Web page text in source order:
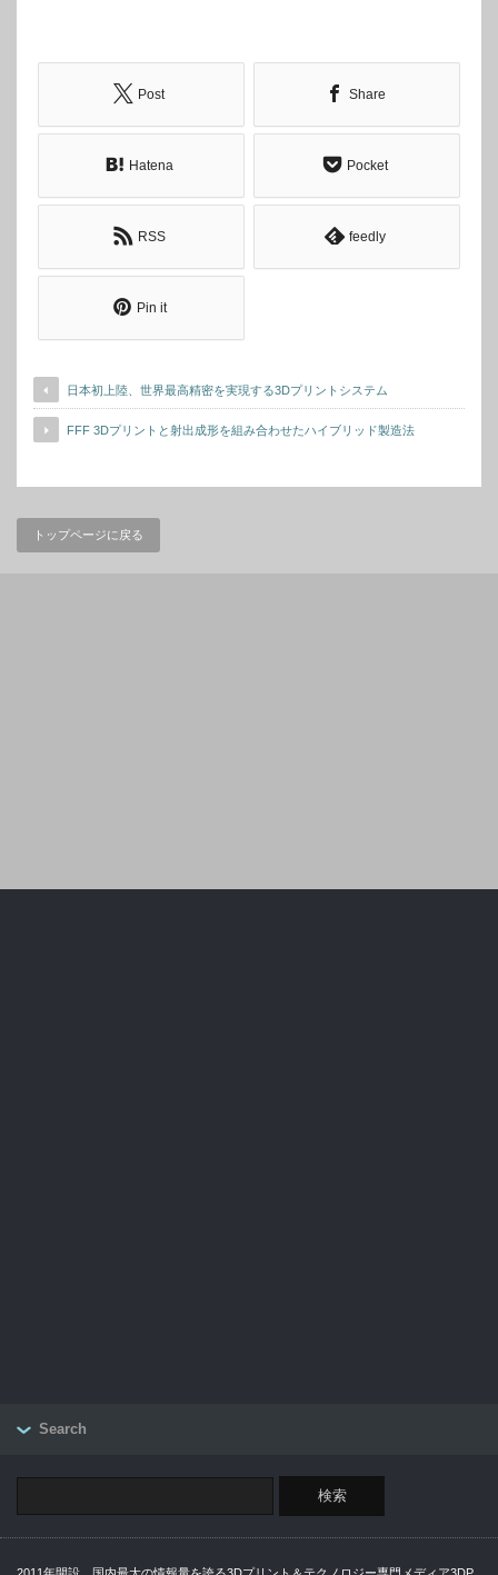
Post Share
Hatena Pocket
RSS feedly
Pin it
日本初上陸、世界最高精密を実現する3Dプリントシステム
FFF 3Dプリントと射出成形を組み合わせたハイブリッド製造法
トップページに戻る
Search